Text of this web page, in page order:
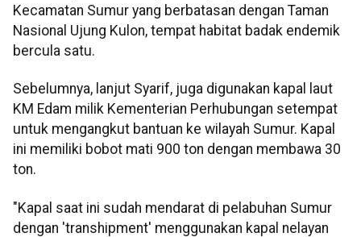
Kecamatan Sumur yang berbatasan dengan Taman
Nasional Ujung Kulon, tempat habitat badak endemik
bercula satu.
Sebelumnya, lanjut Syarif, juga digunakan kapal laut
KM Edam milik Kementerian Perhubungan setempat
untuk mengangkut bantuan ke wilayah Sumur. Kapal
ini memiliki bobot mati 900 ton dengan membawa 30
ton.
"Kapal saat ini sudah mendarat di pelabuhan Sumur
dengan 'transhipment' menggunakan kapal nelayan